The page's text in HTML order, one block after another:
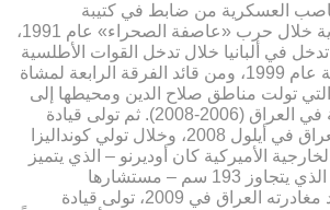
العسكرية من ضابط في كتيبة
المدفعية في السعودية خلال حرب «عاصفة الصحراء» عام 1991،
في ألبانيا خلال تدخل القوات الأطلسية
في يوغسلافيا السابقة عام 1999، ومن قائد الفرقة الرابعة لمشاة
البحرية 2001-2004 التي تولت مناطق صلاح الدين ومحيطها إلى
قائد القوات الأميركية في العراق (2006-2008). ثم تولى قيادة
قوات التحالف في العراق في أيلول 2008، وخلال تولي كونداليزا
الأميركية كان أوديرنو – الذي يتميز
برأسه الأصلع وطوله الذي يتجاوز 193 سم – مستشارها
العسكري الأول؛ وبعد مغادرته العراق في 2009، تولى قيادة